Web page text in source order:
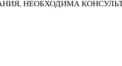
НЕОБХОДИМА